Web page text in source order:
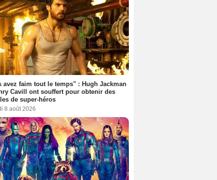
avez faim tout le temps" : Hugh Jackman
Cavill ont souffert pour obtenir des
de super-héros
8 août 2026